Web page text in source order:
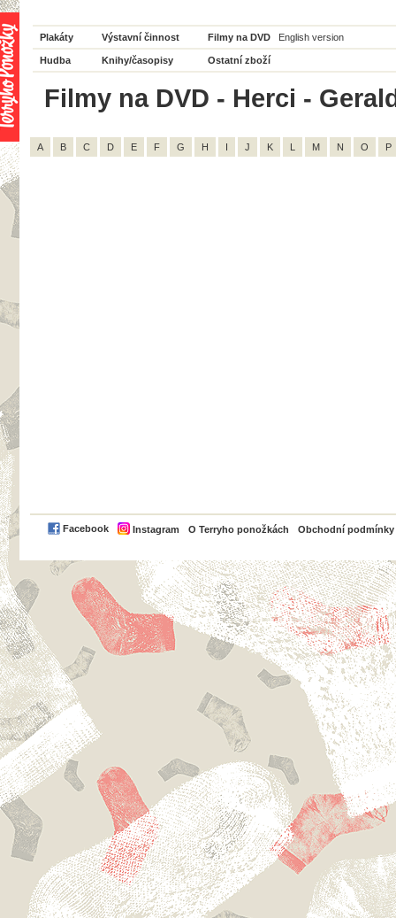
Plakáty Výstavní činnost Filmy na DVD English version
Hudba Knihy/časopisy Ostatní zboží
Filmy na DVD - Herci -
A B C D E F G H I J K L M N O P
Facebook Instagram O Terryho ponožkách Obchodní podmínky
PayPal